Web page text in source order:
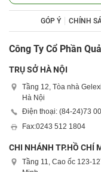
GÓP Ý CHÍNH
Công Ty Cổ Phần
TRỤ SỞ HÀ NỘI
Tầng 12, Tòa nhà
Hà Nội
Điện thoại: (84-24)73
Fax:0243 512 1804
CHI NHÁNH TP.HỒ CHÍ
Tầng 11, Cao ốc 123-